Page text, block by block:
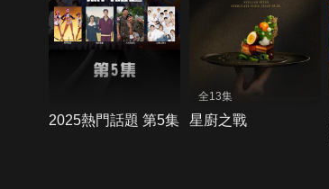
2025熱門話題 第5集
全13集
星廚之戰